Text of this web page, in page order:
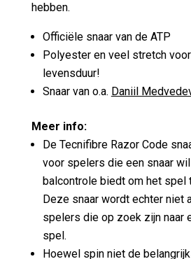
hebben.
Officiële snaar van de ATP
Polyester en veel stretch
levensduur!
Snaar van o.a. Daniil
Meer info:
De Tecnifibre Razor Code
voor spelers die een snaar
balcontrole biedt om het spel
Deze snaar wordt echter niet
spelers die op zoek zijn naar
spel.
Hoewel spin niet de